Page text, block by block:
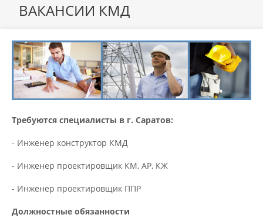
ВАКАНСИИ КМД
Требуются специалисты в г. Саратов​:
- Инженер конструктор КМД
- Инженер проектировщик КМ, АР, КЖ
- Инженер проектировщик ППР
Должностные обязанности